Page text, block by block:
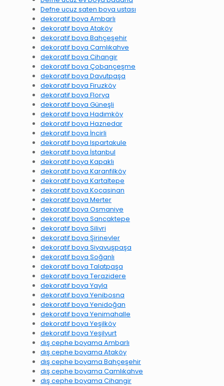
Defne ucuz saten boya ustası
dekoratif boya Ambarlı
dekoratif boya Ataköy
dekoratif boya Bahçeşehir
dekoratif boya Camlıkahve
dekoratif boya Cihangir
dekoratif boya Çobançeşme
dekoratif boya Davutpaşa
dekoratif boya Firuzköy
dekoratif boya Florya
dekoratif boya Güneşli
dekoratif boya Hadımköy
dekoratif boya Haznedar
dekoratif boya İncirli
dekoratif boya Ispartakule
dekoratif boya İstanbul
dekoratif boya Kapaklı
dekoratif boya Karanfilköy
dekoratif boya Kartaltepe
dekoratif boya Kocasinan
dekoratif boya Merter
dekoratif boya Osmaniye
dekoratif boya Sancaktepe
dekoratif boya Silivri
dekoratif boya Şirinevler
dekoratif boya Siyavuşpaşa
dekoratif boya Soğanlı
dekoratif boya Talatpaşa
dekoratif boya Terazidere
dekoratif boya Yayla
dekoratif boya Yenibosna
dekoratif boya Yenidoğan
dekoratif boya Yenimahalle
dekoratif boya Yeşilköy
dekoratif boya Yeşilyurt
dış cephe boyama Ambarlı
dış cephe boyama Ataköy
dış cephe boyama Bahçeşehir
dış cephe boyama Camlıkahve
dış cephe boyama Cihangir